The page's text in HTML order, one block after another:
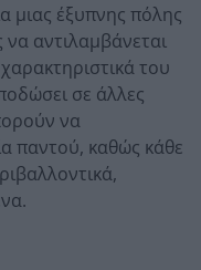
μιας έξυπνης πόλης
να αντιλαμβάνεται
του
σε άλλες
να
παντού, καθώς κάθε